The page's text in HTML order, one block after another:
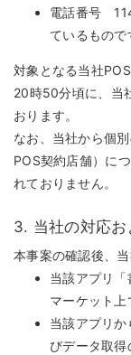
電話番号
ているもので
対象となる当社
20時50分頃に、当
おります。
なお、当社から個
POS契約店舗）に
れておりません。
3. 当社の対応
本事案の確認後、
当該アプリ
マーケット
当該アプリ
びデータ取得